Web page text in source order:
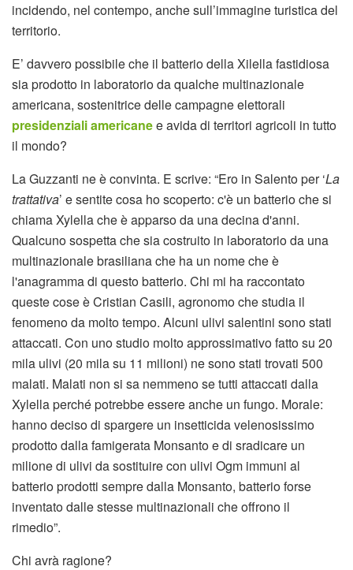
incidendo, nel contempo, anche sull’immagine turistica del
territorio.
E’ davvero possibile che il batterio della Xilella fastidiosa
sia prodotto in laboratorio da qualche multinazionale
americana, sostenitrice delle campagne elettorali
presidenziali americanee avida di territori agricoli in tutto
il mondo?
La Guzzanti ne è convinta. E scrive: “Ero in Salento per ‘La
trattativa’ e sentite cosa ho scoperto: c'è un batterio che si
chiama Xylella che è apparso da una decina d'anni.
Qualcuno sospetta che sia costruito in laboratorio da una
multinazionale brasiliana che ha un nome che è
l'anagramma di questo batterio. Chi mi ha raccontato
queste cose è Cristian Casili, agronomo che studia il
fenomeno da molto tempo. Alcuni ulivi salentini sono stati
attaccati. Con uno studio molto approssimativo fatto su 20
mila ulivi (20 mila su 11 milioni) ne sono stati trovati 500
malati. Malati non si sa nemmeno se tutti attaccati dalla
Xylella perché potrebbe essere anche un fungo. Morale:
hanno deciso di spargere un insetticida velenosissimo
prodotto dalla famigerata Monsanto e di sradicare un
milione di ulivi da sostituire con ulivi Ogm immuni al
batterio prodotti sempre dalla Monsanto, batterio forse
inventato dalle stesse multinazionali che offrono il
rimedio”.
Chi avrà ragione?